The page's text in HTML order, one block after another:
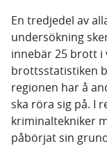
En tredjedel av
undersökning
innebär 25 brott i
brottsstatistiken
regionen har å
ska röra sig på. I
kriminaltekniker
påbörjat sin